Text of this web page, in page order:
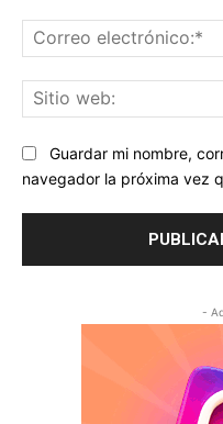
Guardar mi nombre,
navegador la próxima vez
-